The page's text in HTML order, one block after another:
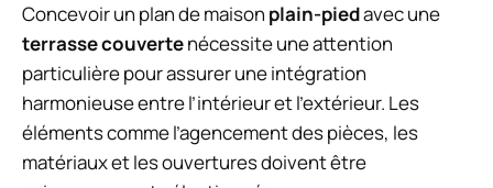
Concevoir un plan de maison plain-piedavec une
terrasse couvertenécessite une attention
particulière pour assurer une intégration
harmonieuse entre l’intérieur et l’extérieur. Les
éléments comme l’agencement des pièces, les
matériaux et les ouvertures doivent être